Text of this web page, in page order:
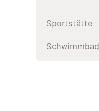
Sportstätte
Schwimmbad